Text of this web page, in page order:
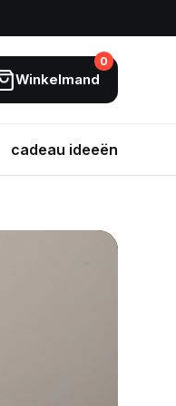
0
Winkelmand
cadeau ideeën